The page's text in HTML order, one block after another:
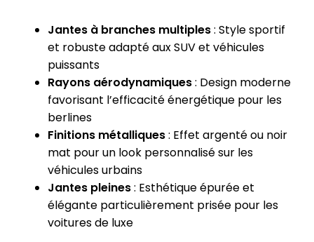
Jantes à branches multiples: Style sportif
et robuste adapté aux SUV et véhicules
puissants
Rayons aérodynamiques: Design moderne
favorisant l’efficacité énergétique pour les
berlines
Finitions métalliques: Effet argenté ou noir
mat pour un look personnalisé sur les
véhicules urbains
Jantes pleines: Esthétique épurée et
élégante particulièrement prisée pour les
voitures de luxe